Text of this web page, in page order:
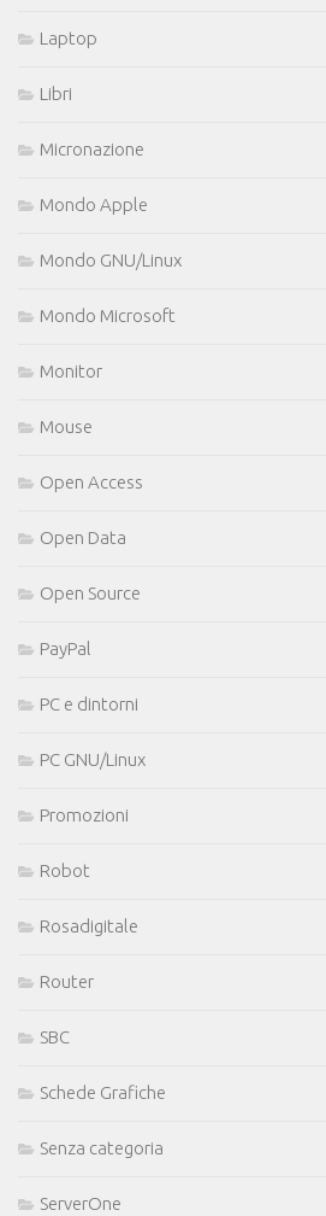
Laptop
Libri
Micronazione
Mondo Apple
Mondo GNU/Linux
Mondo Microsoft
Monitor
Mouse
Open Access
Open Data
Open Source
PayPal
PC e dintorni
PC GNU/Linux
Promozioni
Robot
Rosadigitale
Router
SBC
Schede Grafiche
Senza categoria
ServerOne